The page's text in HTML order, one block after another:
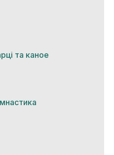
та каное